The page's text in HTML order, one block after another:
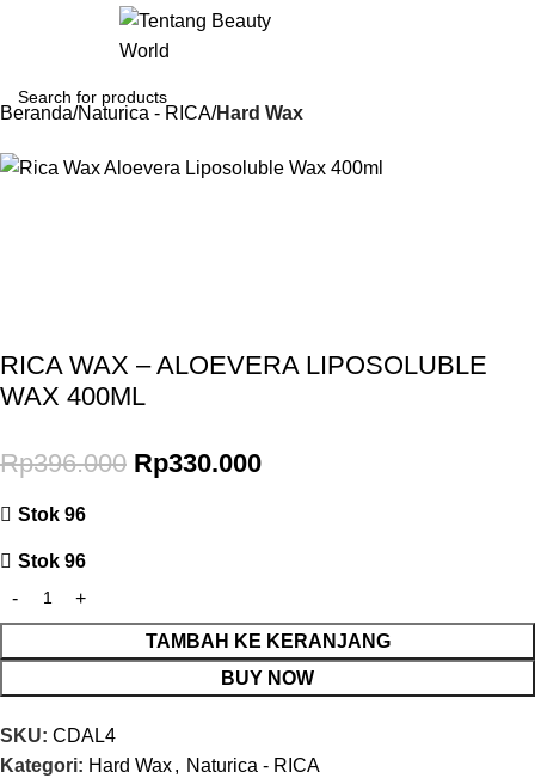
Beranda Naturica - RICA Hard Wax
-17%
RICA WAX – ALOEVERA LIPOSOLUBLE
WAX 400ML
Rp396.000 Rp330.000
Stok 96
Stok 96
TAMBAH KE KERANJANG
BUY NOW
SKU: CDAL4
Kategori: Hard Wax, Naturica - RICA